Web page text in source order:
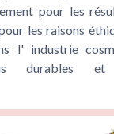
pour les
les raisons
l' industrie
durables et